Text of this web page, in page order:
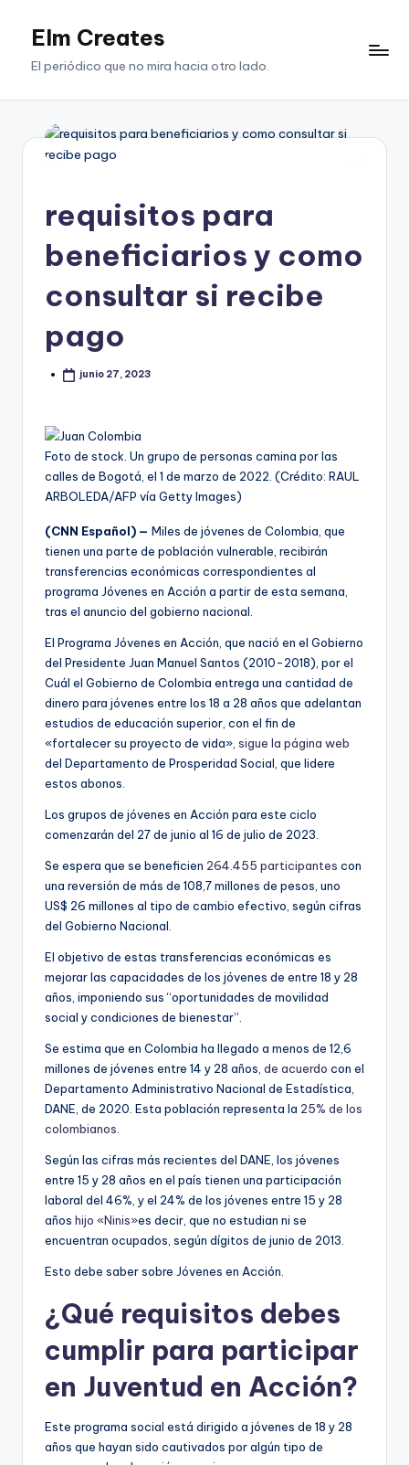
SaltarElm Creates
El periódico que no mira hacia otro lado.
requisitos para
beneficiarios y como
consultar si recibe
pago
junio 27, 2023
Foto de stock. Un grupo de personas camina por las
calles de Bogotá, el 1 de marzo de 2022. (Crédito: RAUL
ARBOLEDA/AFP vía Getty Images)
(CNN Español) — Miles de jóvenes de Colombia, que
tienen una parte de población vulnerable, recibirán
transferencias económicas correspondientes al
programa Jóvenes en Acción a partir de esta semana,
tras el anuncio del gobierno nacional.
El Programa Jóvenes en Acción, que nació en el Gobierno
del Presidente Juan Manuel Santos (2010-2018), por el
Cuál el Gobierno de Colombia entrega una cantidad de
dinero para jóvenes entre los 18 a 28 años que adelantan
estudios de educación superior, con el fin de
«fortalecer su proyecto de vida», sigue la página web
del Departamento de Prosperidad Social, que lidere
estos abonos.
Los grupos de jóvenes en Acción para este ciclo
comenzarán del 27 de junio al 16 de julio de 2023.
Se espera que se beneficien 264.455 participantes con
una reversión de más de 108,7 millones de pesos, uno
US$ 26 millones al tipo de cambio efectivo, según cifras
del Gobierno Nacional.
El objetivo de estas transferencias económicas es
mejorar las capacidades de los jóvenes de entre 18 y 28
años, imponiendo sus “oportunidades de movilidad
social y condiciones de bienestar”.
Se estima que en Colombia ha llegado a menos de 12,6
millones de jóvenes entre 14 y 28 años, de acuerdo con el
Departamento Administrativo Nacional de Estadística,
DANE, de 2020. Esta población representa la 25% de los
colombianos.
Según las cifras más recientes del DANE, los jóvenes
entre 15 y 28 años en el país tienen una participación
laboral del 46%, y el 24% de los jóvenes entre 15 y 28
años hijo «Ninis»es decir, que no estudian ni se
encuentran ocupados, según dígitos de junio de 2013.
Esto debe saber sobre Jóvenes en Acción.
¿Qué requisitos debes
cumplir para participar
en Juventud en Acción?
Este programa social está dirigido a jóvenes de 18 y 28
años que hayan sido cautivados por algún tipo de